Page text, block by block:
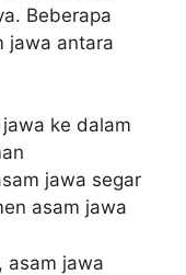
Beberapa
jawa antara
ke dalam
jawa segar
asam jawa
asam jawa